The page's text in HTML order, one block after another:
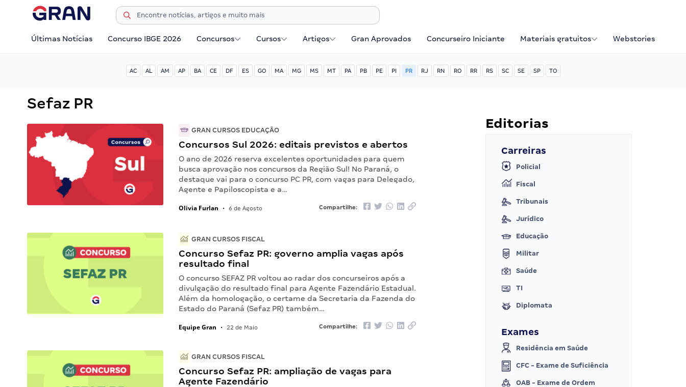
Últimas Notícias Concurso IBGE 2026 Concursos Cursos Artigos Gran Aprovados Concurseiro Iniciante Materiais gratuitos Webstories
AC AL AM AP BA CE DF ES GO MA MG MS MT PA PB PE PI PR RJ RN RO RR RS SC SE SP TO
Sefaz PR
GRAN CURSOS EDUCAÇÃO
Concursos Sul 2026: editais previstos e abertos
O ano de 2026 reserva excelentes oportunidades para quem
busca aprovação nos concursos da Região Sul! No Paraná, o
destaque vai para o concurso PC PR, com vagas para Delegado,
Agente e Papiloscopista e a…
Olivia Furlan • 6 de Agosto Compartilhe:
GRAN CURSOS FISCAL
Concurso Sefaz PR: governo amplia vagas após
resultado final
O concurso SEFAZ PR voltou ao radar dos concurseiros após a
divulgação do resultado final para Agente Fazendário Estadual.
Além da homologação, o certame da Secretaria da Fazenda do
Estado do Paraná (Sefaz PR) também…
Equipe Gran • 22 de Maio Compartilhe:
GRAN CURSOS FISCAL
Concurso Sefaz PR: ampliação de vagas para
Agente Fazendário
Editorias
Carreiras
Policial
Fiscal
Tribunais
Jurídico
Educação
Militar
Saúde
TI
Diplomata
Exames
Residência em Saúde
CFC - Exame de Suficiência
OAB - Exame de Ordem